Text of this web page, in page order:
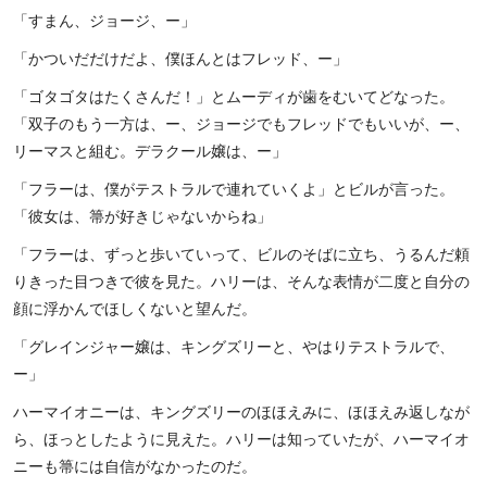
「すまん、ジョージ、ー」
「かついだだけだよ、僕ほんとはフレッド、ー」
「ゴタゴタはたくさんだ！」とムーディが歯をむいてどなった。
「双子のもう一方は、ー、ジョージでもフレッドでもいいが、ー、
リーマスと組む。デラクール嬢は、ー」
「フラーは、僕がテストラルで連れていくよ」とビルが言った。
「彼女は、箒が好きじゃないからね」
「フラーは、ずっと歩いていって、ビルのそばに立ち、うるんだ頼
りきった目つきで彼を見た。ハリーは、そんな表情が二度と自分の
顔に浮かんでほしくないと望んだ。
「グレインジャー嬢は、キングズリーと、やはりテストラルで、
ー」
ハーマイオニーは、キングズリーのほほえみに、ほほえみ返しなが
ら、ほっとしたように見えた。ハリーは知っていたが、ハーマイオ
ニーも箒には自信がなかったのだ。